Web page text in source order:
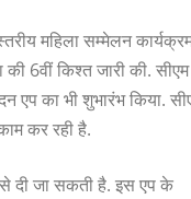
महिला सम्‍मेलन
की 6वीं किश्त जारी की.
एप का भी शुभारंभ किया.
कर रही है.
से दी जा सकती है. इस एप के